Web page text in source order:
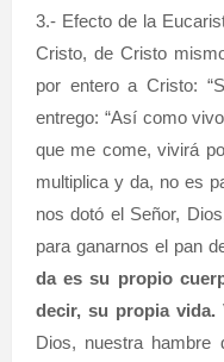
3.- Efecto de la
Cristo, de Cristo
por entero a Cristo:
entrego: “Así como
que me come, vivirá
multiplica y da, no es
nos dotó el Señor,
para ganarnos el pan
da es su propio
decir, su propia vida.
Dios, nuestra hambre